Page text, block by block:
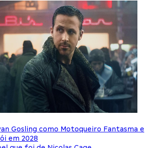
Gosling como Motoqueiro Fantasma e
em 2028